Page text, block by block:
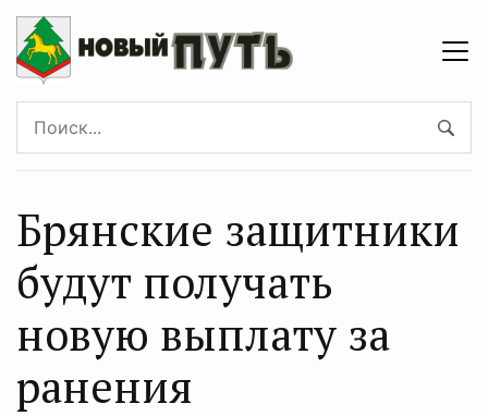
Брянские защитники
будут получать
новую выплату за
ранения